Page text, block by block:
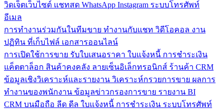
วิดเจ็ตเว็บไซต์ แชทสด WhatsApp Instagram ระบบโทรศัพท์
อีเมล
การทำงานร่วมกันในทีมขาย ทำงานกับแชท วิดีโอคอล งาน
ปฏิทิน ที่เก็บไฟล์ เอกสารออนไลน์
การเปิดใช้การขาย รับใบเสนอราคา ใบแจ้งหนี้ การชำระเงิน
แค็ตตาล็อก สินค้าคงคลัง ลายเซ็นอิเล็กทรอนิกส์ ร้านค้า CRM
ข้อมูลเชิงวิเคราะห์และรายงาน วิเคราะห์กรวยการขาย ผลการ
ทำงานของพนักงาน ข้อมูลข่าวกรองการขาย รายงาน BI
CRM บนมือถือ ลีด ดีล ใบแจ้งหนี้ การชำระเงิน ระบบโทรศัพท์